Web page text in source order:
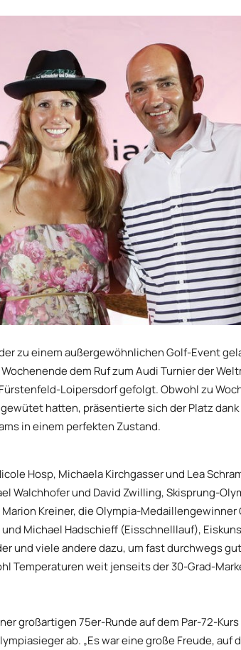
zu einem außergewöhnlichen Golf-Event
dem Ruf zum Audi Turnier der
Loipersdorf gefolgt. Obwohl zu
hatten, präsentierte sich der Platz dank
in einem perfekten Zustand.
Hosp, Michaela Kirchgasser und Lea
Walchhofer und David Zwilling, Skisprung-
Kreiner, die Olympia-Medaillengewinner
Michael Hadschieff (Eisschnelllauf),
und viele andere dazu, um fast durchwegs
Temperaturen weit jenseits der 30-Grad-
großartigen 75er-Runde auf dem Par-72-
ab. „Es war eine große Freude, auf